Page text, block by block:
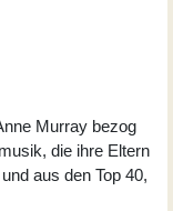
Murray bezog
die ihre Eltern
aus den Top 40,